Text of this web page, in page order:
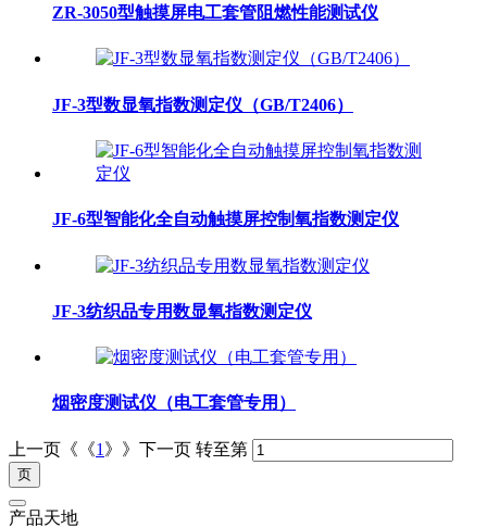
ZR-3050型触摸屏电工套管阻燃性能测试仪
JF-3型数显氧指数测定仪（GB/T2406）
JF-6型智能化全自动触摸屏控制氧指数测定仪
JF-3纺织品专用数显氧指数测定仪
烟密度测试仪（电工套管专用）
上一页《《1 》》下一页 转至第
产品天地